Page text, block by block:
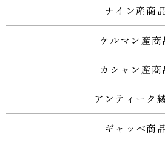
ナイン産商
ケルマン産商
カシャン産商
アンティーク
ギャッベ商